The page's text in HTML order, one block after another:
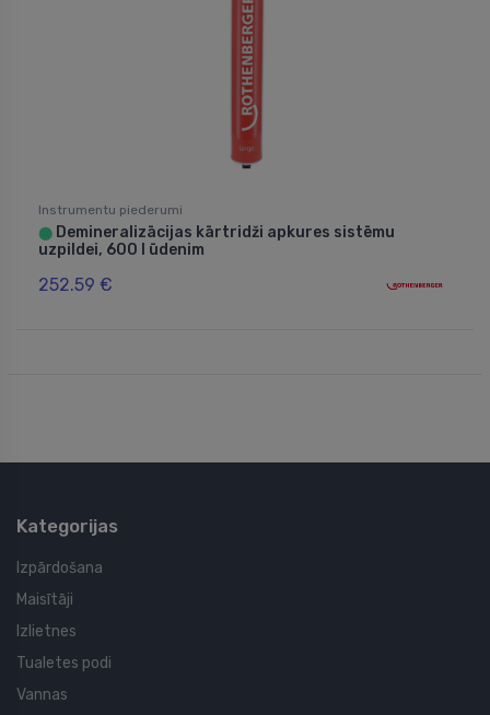
Instrumentu piederumi
⬤ Demineralizācijas kārtridži apkures sistēmu
uzpildei, 600 l ūdenim
252.59 €
Kategorijas
Izpārdošana
Maisītāji
Izlietnes
Tualetes podi
Vannas